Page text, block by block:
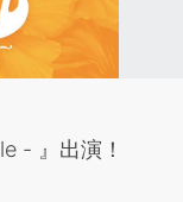
- 』出演！